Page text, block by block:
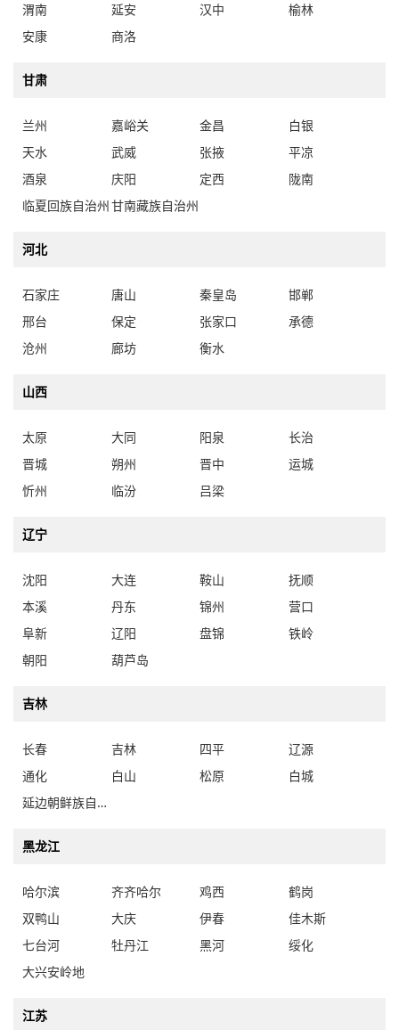
渭南
延安 汉中
榆林
安康
商洛
甘肃
兰州 嘉峪关 金昌
白银
天水
武威 张掖
平凉
酒泉
庆阳 定西
陇南
临夏回族自治州甘南藏族自治州
河北
石家庄 唐山 秦皇岛
邯郸
邢台
保定 张家口
承德
沧州
廊坊 衡水
山西
太原 大同 阳泉
长治
晋城
朔州 晋中
运城
忻州
临汾 吕梁
辽宁
沈阳 大连 鞍山
抚顺
本溪
丹东 锦州
营口
阜新
辽阳 盘锦
铁岭
朝阳
葫芦岛
吉林
长春 吉林 四平
辽源
通化
白山 松原
白城
延边朝鲜族自治州
黑龙江
哈尔滨 齐齐哈尔 鸡西
鹤岗
双鸭山
大庆 伊春
佳木斯
七台河
牡丹江 黑河
绥化
大兴安岭地
江苏